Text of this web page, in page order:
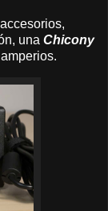
una Chicony